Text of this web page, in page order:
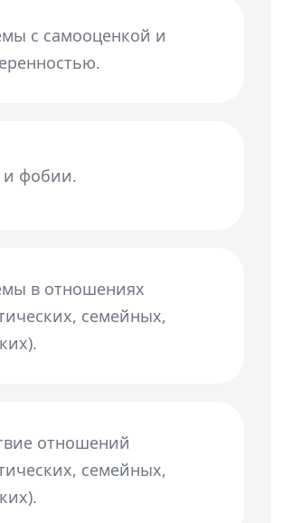
с самооценкой и
и фобии.
в отношениях
семейных,
отношений
семейных,